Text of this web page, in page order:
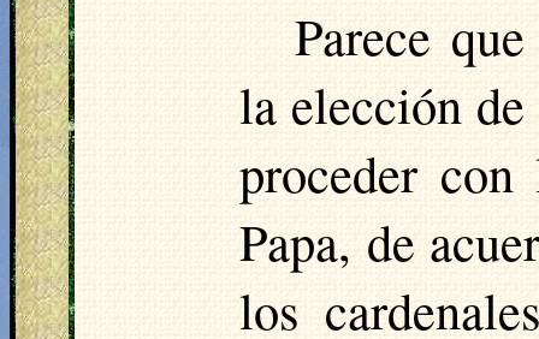
Parece
la elección
proceder
Papa, de
los